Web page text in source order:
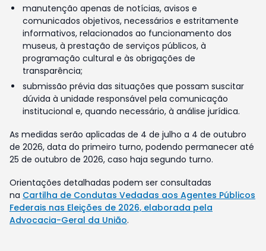
manutenção apenas de notícias, avisos e
comunicados objetivos, necessários e estritamente
informativos, relacionados ao funcionamento dos
museus, à prestação de serviços públicos, à
programação cultural e às obrigações de
transparência;
submissão prévia das situações que possam suscitar
dúvida à unidade responsável pela comunicação
institucional e, quando necessário, à análise jurídica.
As medidas serão aplicadas de 4 de julho a 4 de outubro
de 2026, data do primeiro turno, podendo permanecer até
25 de outubro de 2026, caso haja segundo turno.
Orientações detalhadas podem ser consultadas
na Cartilha de Condutas Vedadas aos Agentes Públicos
Federais nas Eleições de 2026, elaborada pela
Advocacia-Geral da União.